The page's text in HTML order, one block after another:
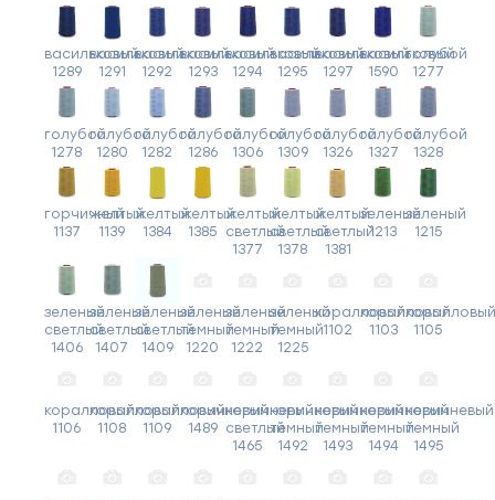
васильковый
1289
васильковый
1291
васильковый
1292
васильковый
1293
васильковый
1294
васильковый
1295
васильковый
1297
васильковый
1590
голубой
1277
голубой
1278
голубой
1280
голубой
1282
голубой
1286
голубой
1306
голубой
1309
голубой
1326
голубой
1327
голубой
1328
горчичный
1137
желтый
1139
желтый
1384
желтый
1385
желтый
светлый
1377
желтый
светлый
1378
желтый
светлый
1381
зеленый
1213
зеленый
1215
зеленый
светлый
1406
зеленый
светлый
1407
зеленый
светлый
1409
зеленый
темный
1220
зеленый
темный
1222
зеленый
темный
1225
коралловый
1102
коралловый
1103
коралловый
1105
коралловый
1106
коралловый
1108
коралловый
1109
коричневый
1489
коричневый
светлый
1465
коричневый
темный
1492
коричневый
темный
1493
коричневый
темный
1494
коричневый
темный
1495